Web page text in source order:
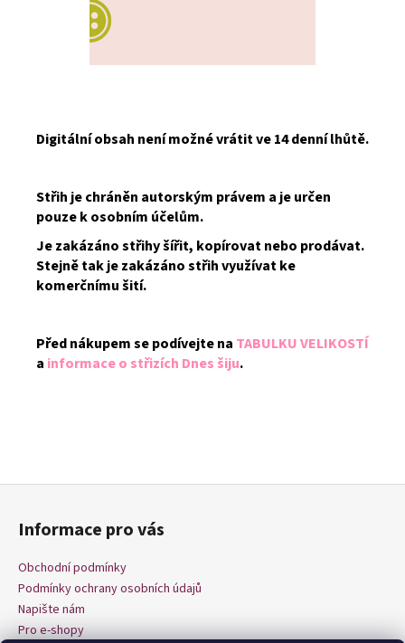
Digitální obsah není možné vrátit ve 14 denní lhůtě.
Střih je chráněn autorským právem a je určen
pouze k osobním účelům.
Je zakázáno střihy šířit, kopírovat nebo prodávat.
Stejně tak je zakázáno střih využívat ke
komerčnímu šití.
Před nákupem se podívejte na TABULKU VELIKOSTÍ
a informace o střizích Dnes šiju.
Z
Informace pro vás
Obchodní podmínky
Podmínky ochrany osobních údajů
Napište nám
Pro e-shopy